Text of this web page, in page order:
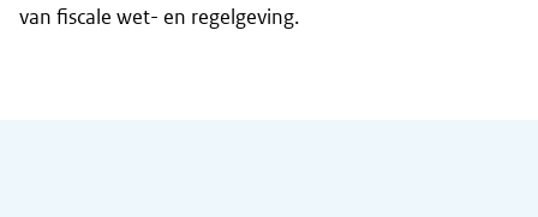
van fiscale wet- en regelgeving.